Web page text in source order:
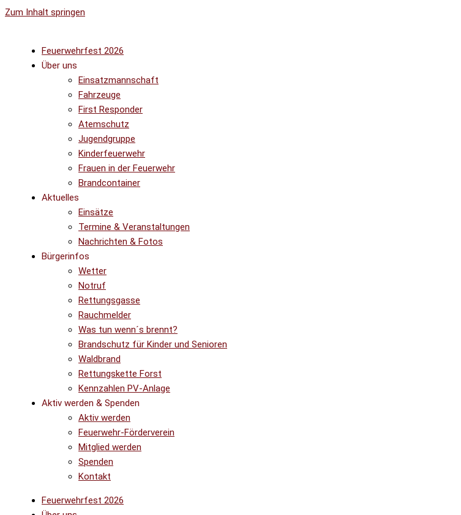
Zum Inhalt springen
Feuerwehrfest 2026
Über uns
Einsatzmannschaft
Fahrzeuge
First Responder
Atemschutz
Jugendgruppe
Kinderfeuerwehr
Frauen in der Feuerwehr
Brandcontainer
Aktuelles
Einsätze
Termine & Veranstaltungen
Nachrichten & Fotos
Bürgerinfos
Wetter
Notruf
Rettungsgasse
Rauchmelder
Was tun wenn´s brennt?
Brandschutz für Kinder und Senioren
Waldbrand
Rettungskette Forst
Kennzahlen PV-Anlage
Aktiv werden & Spenden
Aktiv werden
Feuerwehr-Förderverein
Mitglied werden
Spenden
Kontakt
Feuerwehrfest 2026